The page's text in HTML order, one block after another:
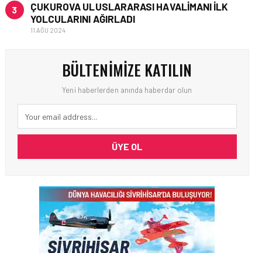
3
ÇUKUROVA ULUSLARARASI HAVALIMANI İLK
YOLCULARINI AĞIRLADI
11 AĞU 2024
BÜLTENIMIZE KATILIN
Yeni haberlerden anında haberdar olun
ÜYE OL